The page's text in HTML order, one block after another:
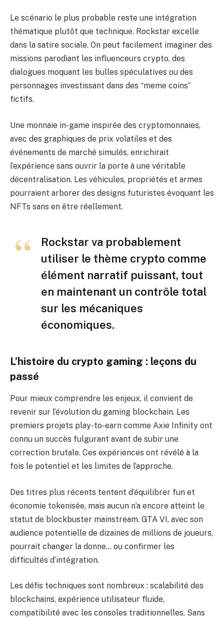
Le scénario le plus probable reste une intégration
thématique plutôt que technique. Rockstar excelle
dans la satire sociale. On peut facilement imaginer des
missions parodiant les influenceurs crypto, des
dialogues moquant les bulles spéculatives ou des
personnages investissant dans des “meme coins”
fictifs.
Une monnaie in-game inspirée des cryptomonnaies,
avec des graphiques de prix volatiles et des
événements de marché simulés, enrichirait
l’expérience sans ouvrir la porte à une véritable
décentralisation. Les véhicules, propriétés et armes
pourraient arborer des designs futuristes évoquant les
NFTs sans en être réellement.
Rockstar va probablement
utiliser le thème crypto comme
élément narratif puissant, tout
en maintenant un contrôle total
sur les mécaniques
économiques.
L’histoire du crypto gaming : leçons du
passé
Pour mieux comprendre les enjeux, il convient de
revenir sur l’évolution du gaming blockchain. Les
premiers projets play-to-earn comme Axie Infinity ont
connu un succès fulgurant avant de subir une
correction brutale. Ces expériences ont révélé à la
fois le potentiel et les limites de l’approche.
Des titres plus récents tentent d’équilibrer fun et
économie tokenisée, mais aucun n’a encore atteint le
statut de blockbuster mainstream. GTA VI, avec son
audience potentielle de dizaines de millions de joueurs,
pourrait changer la donne… ou confirmer les
difficultés d’intégration.
Les défis techniques sont nombreux : scalabilité des
blockchains, expérience utilisateur fluide,
compatibilité avec les consoles traditionnelles. Sans